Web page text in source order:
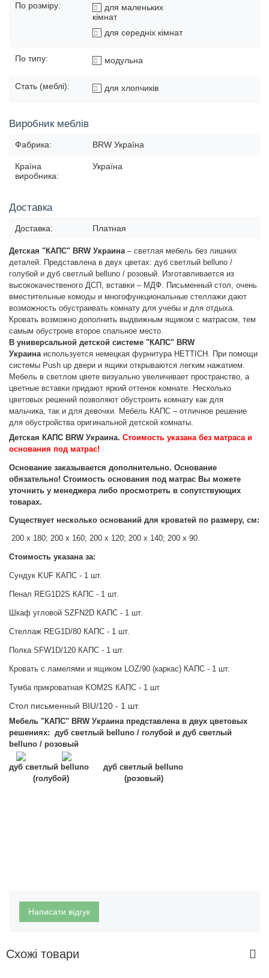
По розміру:
для маленьких
кімнат
для середніх кімнат
По типу: модульна
Стать (меблі): для хлопчиків
Виробник меблів
Фабрика: BRW Україна
Країна
виробника:
Україна
Доставка
Доставка: Платная
Детская "КАПС" BRW Украина– светлая мебель без лишних
деталей. Представлена в двух цветах: дуб светлый belluno /
голубой и дуб светлый belluno / розовый. Изготавливается из
высококачественого ДСП, вставки – МДФ. Письменный стол, очень
вместительные комоды и многофункциональные стеллажи дают
возможность обустраивать комнату для учебы и для отдыха.
Кровать возможно дополнить выдвижным ящиком с матрасом, тем
самым обустроив второе спальное место.
В универсальной детской системе "КАПС" BRW
Украина используется немецкая фурнитура HETTICH. При помощи
системы Push up двери и ящики открываются легким нажатием.
Мебель в светлом цвете визуально увеличивает пространство, а
цветные вставки придают яркий оттенок комнате. Несколько
цветовых решений позволяют обустроить комнату как для
мальчика, так и для девочки. Мебель КАПС – отличное решение
для обустройства оригинальной детской комнаты.
Детская КАПС BRW Украина. Стоимость указана без матраса и
основания под матрас!
Основание заказывается дополнительно. Основание
обязательно! Стоимость основания под матрас Вы можете
уточнить у менеджера либо просмотреть в сопутствующих
товарах.
Существует несколько оснований для кроватей по размеру, см:
200 х 180; 200 х 160; 200 х 120; 200 х 140; 200 х 90.
Стоимость указана за:
Сундук KUF КАПС - 1 шт.
Пенал REG1D2S КАПС - 1 шт.
Шкаф угловой SZFN2D КАПС - 1 шт.
Стеллаж REG1D/80 КАПС - 1 шт.
Полка SFW1D/120 КАПС - 1 шт.
Кровать с ламелями и ящиком LOZ/90 (каркас) КАПС - 1 шт.
Тумба прикроватная KOM2S КАПС - 1 шт
Стол письменный BIU/120 - 1 шт.
Мебель "КАПС" BRW Украина представлена в двух цветовых
решениях: дуб светлый belluno / голубой и дуб светлый
belluno / розовый
дуб светлый belluno дуб светлый belluno
(голубой) (розовый)
Написати відгук
Схожі товари